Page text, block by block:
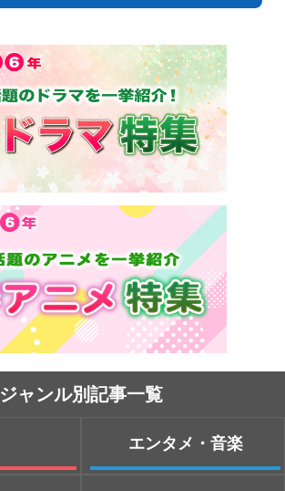
ジャンル別記事一覧
エンタメ・音楽